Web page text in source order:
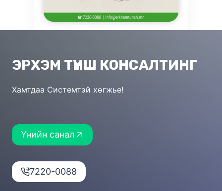
ЭРХЭМ ТҮНШ КОНСАЛТИНГ
Хамтдаа Системтэй хөгжье!
Үнийн санал
7220-0088